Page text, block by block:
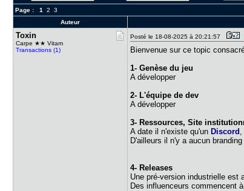
Page : 1 2 3
Auteur
Toxin
Carpe ★★ Vitam
Transactions (1)
Posté le 18-08-2025 à 20:21:57
Bienvenue sur ce topic
1- Genèse du jeu
A développer
2- L'équipe de dev
A développer
3- Ressources, Site
A date il n'existe qu'un Discord ,
D'ailleurs il n'y a aucun
4- Releases
Une pré-version industrielle est
Des influenceurs commencent